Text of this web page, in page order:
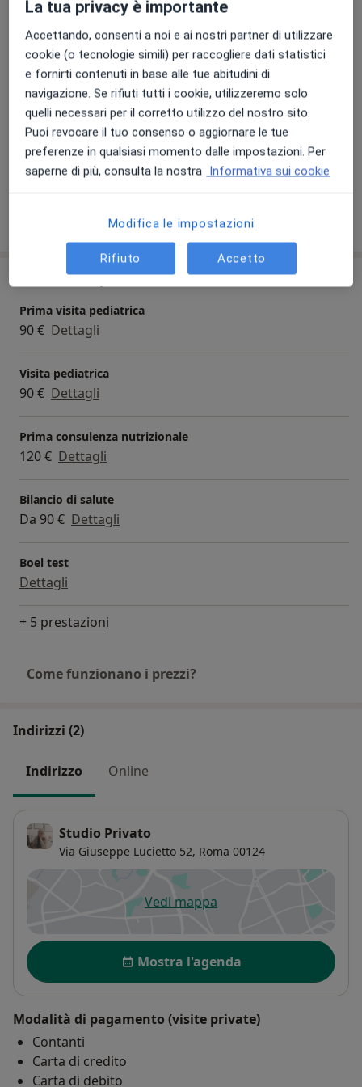
Foto e video
Visualizza galleria (1)
Mostra dettagli
sull'esperienza
Prestazioni e prezzi
Prima visita pediatrica
90 € Dettagli
Visita pediatrica
90 € Dettagli
Prima consulenza nutrizionale
120 € Dettagli
Bilancio di salute
Da 90 € Dettagli
Boel test
Dettagli
+ 5 prestazioni
Come funzionano i prezzi?
Indirizzi (2)
Indirizzo Online
Studio Privato
Via Giuseppe Lucietto 52, Roma 00124
Vedi mappasi apre in una nuova scheda
Disponibilità
Mostra l'agenda
Modalità di pagamento (visite private)
Contanti
Carta di credito
Carta di debito
La tua privacy è importante
Accettando, consenti a noi e ai nostri partner di utilizzare
cookie (o tecnologie simili) per raccogliere dati statistici
e fornirti contenuti in base alle tue abitudini di
navigazione. Se rifiuti tutti i cookie, utilizzeremo solo
quelli necessari per il corretto utilizzo del nostro sito.
Puoi revocare il tuo consenso o aggiornare le tue
preferenze in qualsiasi momento dalle impostazioni. Per
saperne di più, consulta la nostra Informativa sui cookie
Modifica le impostazioni
Rifiuto Accetto